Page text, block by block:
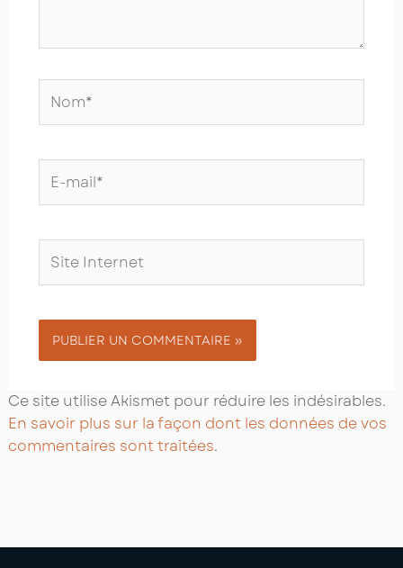
mail*
Internet
Ce site utilise Akismet pour réduire les indésirables.
En savoir plus sur la façon dont les données de vos
commentaires sont traitées.